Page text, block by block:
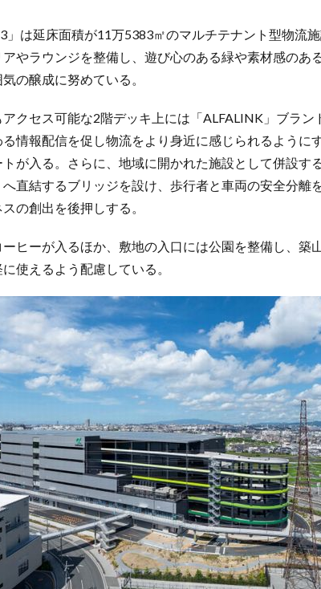
3」は延床面積が11万5383㎡のマルチテナント型物流
アやラウンジを整備し、遊び心のある緑や素材感のあ
の醸成に努めている。
クセス可能な2階デッキ上には「ALFALINK」ブラン
情報配信を促し物流をより身近に感じられるように
が入る。さらに、地域に開かれた施設として併設す
直結するブリッジを設け、歩行者と車両の安全分離
の創出を後押しする。
ヒーが入るほか、敷地の入口には公園を整備し、築
使えるよう配慮している。